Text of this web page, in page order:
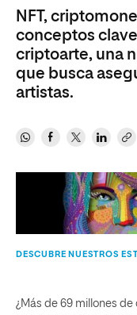
NFT,
conceptos
criptoarte, una
que busca
artistas.
DESCUBRE NUESTROS
¿Más de 69 millones